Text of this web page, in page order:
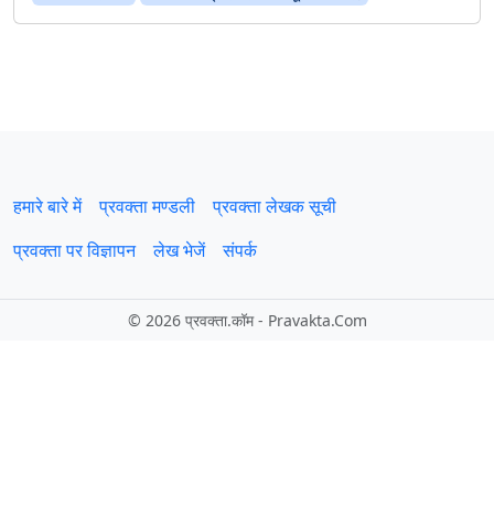
हमारे बारे में प्रवक्‍ता मण्डली
प्रवक्ता लेखक सूची
प्रवक्ता पर विज्ञापन
लेख भेजें संपर्क
© 2026 प्रवक्‍ता.कॉम - Pravakta.Com